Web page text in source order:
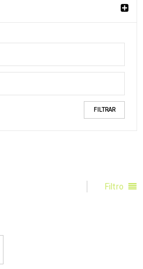
FILTRAR
Filtro